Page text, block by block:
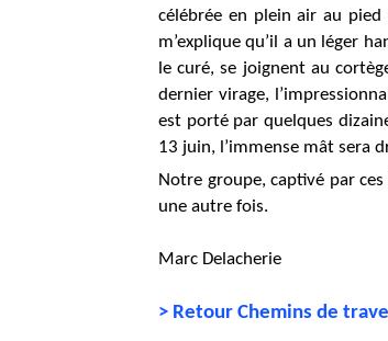
célébrée en plein air au
m’explique qu’il a un léger
le curé, se joignent au
dernier virage,
est porté par quelques
13 juin, l’immense mât sera
Notre groupe, captivé par
une autre fois.
Marc Delacherie
> Retour Chemins de